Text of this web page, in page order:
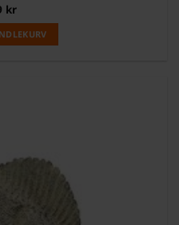
5
kr